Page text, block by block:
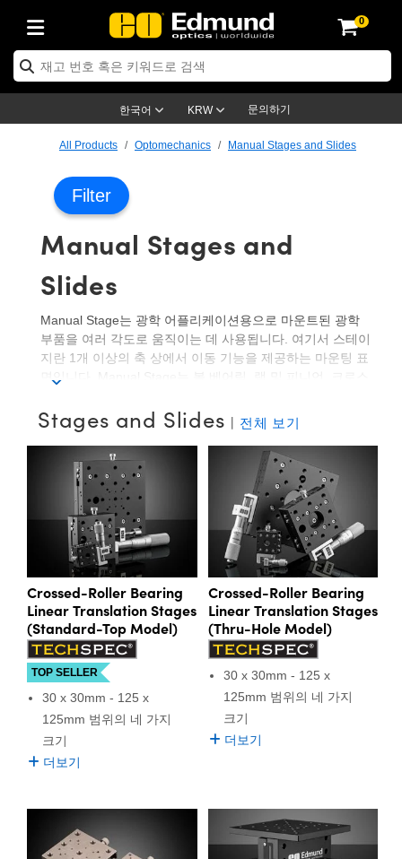
0
한국어 KRW 문의하기
Diffusers
Optics
Components
Sputtering) Coated Optics
Elements (DOE)
Optics
Expanders
Assemblies
Shaping
신제품
System
Mounts
and Breadboards
and Slides
Objectives
Objectives
Objectives
Lenses
Targets
Stage Micrometers
Mechanics
and Couplers
Direct Microscopes
and Electronics
Lenses
(S-Mount Lenses)
Magnification Lenses
Objectives
Lenses
and Advanced
Accessories
Cameras
Cameras
Cameras
Cameras
Labs Cameras™
and Optomechanics
Interface Cameras
이트 & 조명
Lighting
Accessories
Targets
Targets
& Stage Micrometers
Level Test Targets
& Detection
Solutions
and Electronics
and Roughness Standards
Tools
and Detection
& Production
Handling Tools
Products
Accessories
또는 제품생산
By Application
Imaging
Imaging
Microscopy
Processing
Tomography
By Brand
Development Systems
Optical Company
Components
Labs™
Products
Lenses
and Detection
또는 제품생산
Products
Lenses
Targets
and Detection
and Production
Products
Microscopy
Lenses
Illumination
Targets
and Detection
and Production
All Products Optomechanics Manual Stages and Slides
Filter
Manual Stages and
Slides
Manual Stage는 광학 어플리케이션용으로 마운트된 광학
부품을 여러 각도로 움직이는 데 사용됩니다. 여기서 스테이
지란 1개 이상의 축 상에서 이동 기능을 제공하는 마운팅 표
면입니다. Manual Stage는 볼 베어링, 랙 및 피니언, 크로스
에 광학 부품을 분리하거나 재보정하지 않아도 이를 쉽게 옮
기거나 재배치할 수 있습니다. 따라서 여러 가지 광학 시스템
에 사용하기에 적합한 선택지입니다.
에드몬드옵틱스는 필요한 광학 요건에 맞는 광범위한 스테
이지 제품군을 제공합니다. 스테이지는 부품을 빠르고 정밀
하게 옮겨야 하는 모든 광학 시스템에서 핵심적인 역할을 합
니다. 일부 Manual Stage는 서로 연결하면 개별적으로 사용
하는 경우보다 운동 축 수가 증가되어 활용도를 높일 수 있습
니다. 다른 유형의 작업 표면에 결합하기 위한 마운팅 어댑터
도 다양하게 제공됩니다.
Stages and Slides | 전체 보기
Crossed-Roller Bearing
Linear Translation Stages
(Standard-Top Model)
TOP SELLER
30 x 30mm - 125 x
125mm 범위의 네 가지
크기
더보기
Crossed-Roller Bearing
Linear Translation Stages
(Thru-Hole Model)
30 x 30mm - 125 x
125mm 범위의 네 가지
크기
더보기